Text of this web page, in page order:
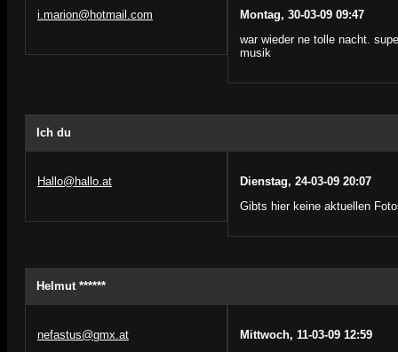
i.marion@hotmail.com
Montag, 30-03-09 09:47
war wieder ne tolle nacht.
musik
Ich du
Hallo@hallo.at
Dienstag, 24-03-09 20:07
Gibts hier keine aktuellen
Helmut ******
nefastus@gmx.at
Mittwoch, 11-03-09 12:59